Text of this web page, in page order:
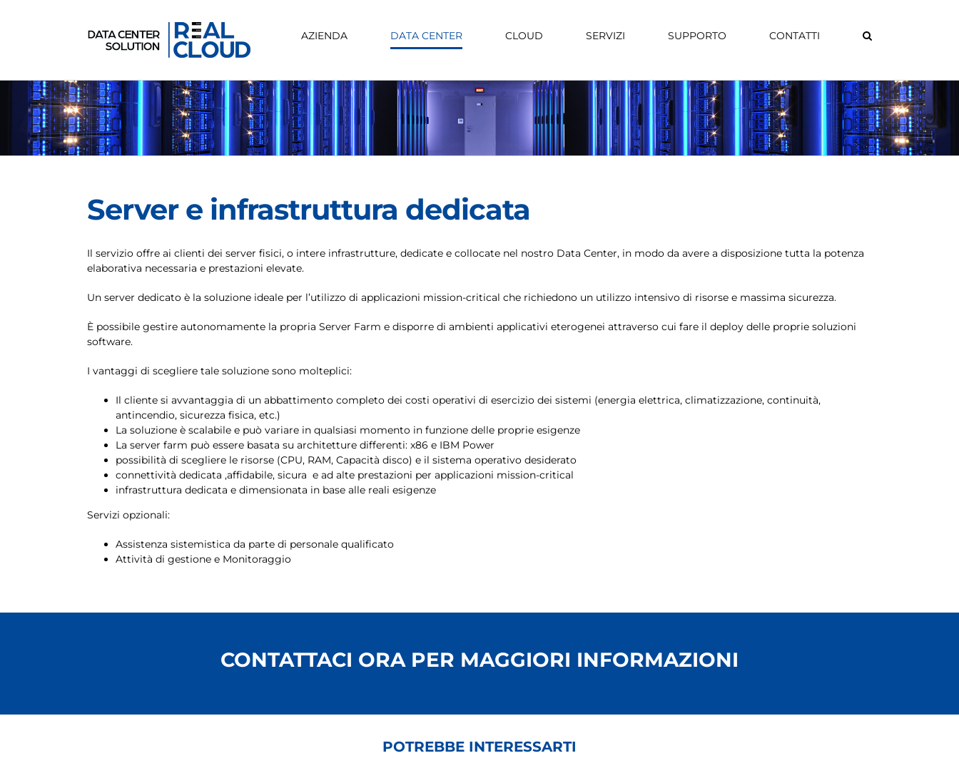
AZIENDA DATA CENTER CLOUD SERVIZI SUPPORTO CONTATTI
Server e infrastruttura dedicata
Il servizio offre ai clienti dei server fisici, o intere infrastrutture, dedicate e collocate nel nostro Data Center, in modo da avere a disposizione tutta la potenza
elaborativa necessaria e prestazioni elevate.
Un server dedicato è la soluzione ideale per l’utilizzo di applicazioni mission-critical che richiedono un utilizzo intensivo di risorse e massima sicurezza.
È possibile gestire autonomamente la propria Server Farm e disporre di ambienti applicativi eterogenei attraverso cui fare il deploy delle proprie soluzioni
software.
I vantaggi di scegliere tale soluzione sono molteplici:
Il cliente si avvantaggia di un abbattimento completo dei costi operativi di esercizio dei sistemi (energia elettrica, climatizzazione, continuità,
antincendio, sicurezza fisica, etc.)
La soluzione è scalabile e può variare in qualsiasi momento in funzione delle proprie esigenze
La server farm può essere basata su architetture differenti: x86 e IBM Power
possibilità di scegliere le risorse (CPU, RAM, Capacità disco) e il sistema operativo desiderato
connettività dedicata ,affidabile, sicura e ad alte prestazioni per applicazioni mission-critical
infrastruttura dedicata e dimensionata in base alle reali esigenze
Servizi opzionali:
Assistenza sistemistica da parte di personale qualificato
Attività di gestione e Monitoraggio
CONTATTACI ORA PER MAGGIORI INFORMAZIONI
POTREBBE INTERESSARTI